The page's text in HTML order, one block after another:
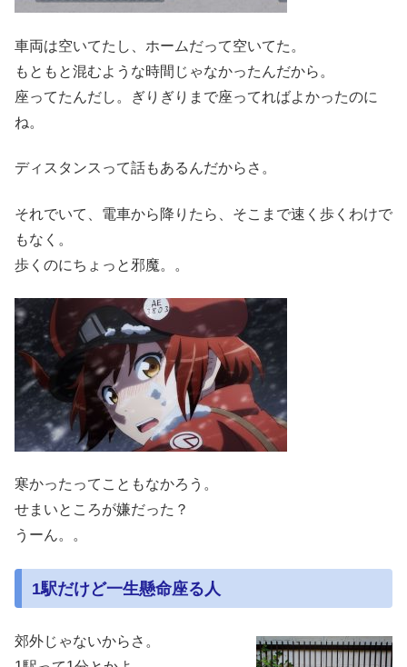
車両は空いてたし、ホームだって空いてた。
もともと混むような時間じゃなかったんだから。
座ってたんだし。ぎりぎりまで座ってればよかったのに
ね。
ディスタンスって話もあるんだからさ。
それでいて、電車から降りたら、そこまで速く歩くわけで
もなく。
歩くのにちょっと邪魔。。
寒かったってこともなかろう。
せまいところが嫌だった？
うーん。。
1駅だけど一生懸命座る人
郊外じゃないからさ。